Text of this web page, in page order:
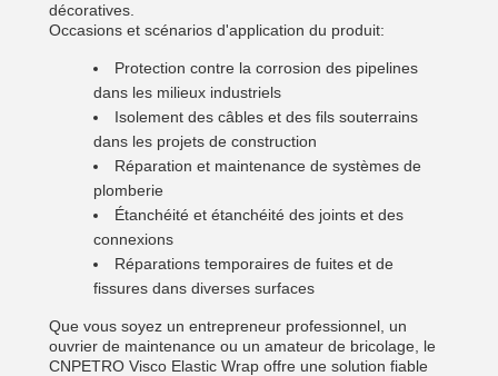
décoratives.
Occasions et scénarios d'application du produit:
Protection contre la corrosion des pipelines
dans les milieux industriels
Isolement des câbles et des fils souterrains
dans les projets de construction
Réparation et maintenance de systèmes de
plomberie
Étanchéité et étanchéité des joints et des
connexions
Réparations temporaires de fuites et de
fissures dans diverses surfaces
Que vous soyez un entrepreneur professionnel, un
ouvrier de maintenance ou un amateur de bricolage, le
CNPETRO Visco Elastic Wrap offre une solution fiable